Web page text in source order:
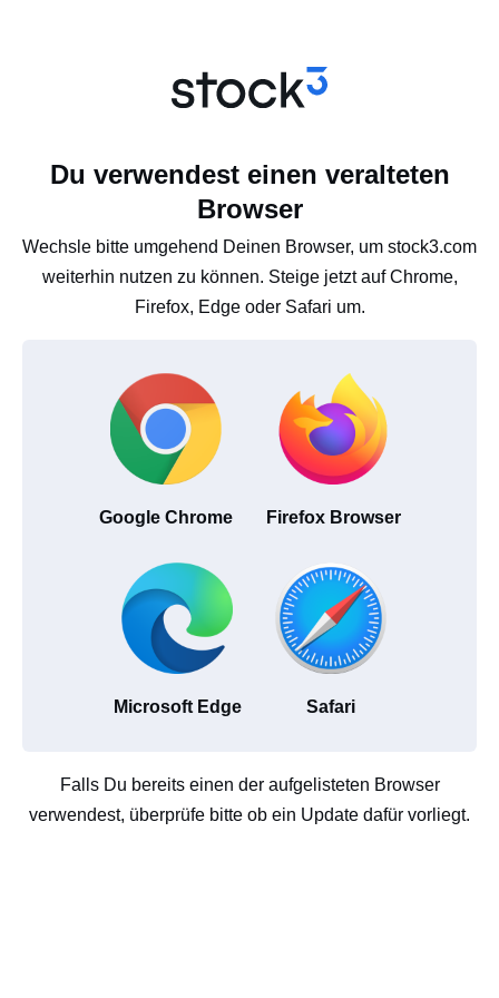
Du verwendest einen veralteten
Browser
Wechsle bitte umgehend Deinen Browser, um stock3.com
weiterhin nutzen zu können. Steige jetzt auf Chrome,
Firefox, Edge oder Safari um.
Google Chrome Firefox Browser
Microsoft Edge Safari
Falls Du bereits einen der aufgelisteten Browser
verwendest, überprüfe bitte ob ein Update dafür vorliegt.